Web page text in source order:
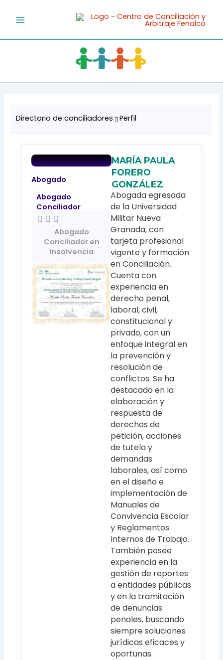
Directorio de conciliadores Perfil
Abogado
Abogado
Conciliador
Abogado
Conciliador en
Insolvencia
MARÍA PAULA
FORERO
GONZÁLEZ
Abogada egresada
de la Universidad
Militar Nueva
Granada, con
tarjeta profesional
vigente y formación
en Conciliación.
Cuenta con
experiencia en
derecho penal,
laboral, civil,
constitucional y
privado, con un
enfoque integral en
la prevención y
resolución de
conflictos. Se ha
destacado en la
elaboración y
respuesta de
derechos de
petición, acciones
de tutela y
demandas
laborales, así como
en el diseño e
implementación de
Manuales de
Convivencia Escolar
y Reglamentos
Internos de Trabajo.
También posee
experiencia en la
gestión de reportes
a entidades públicas
y en la tramitación
de denuncias
penales, buscando
siempre soluciones
jurídicas eficaces y
oportunas.